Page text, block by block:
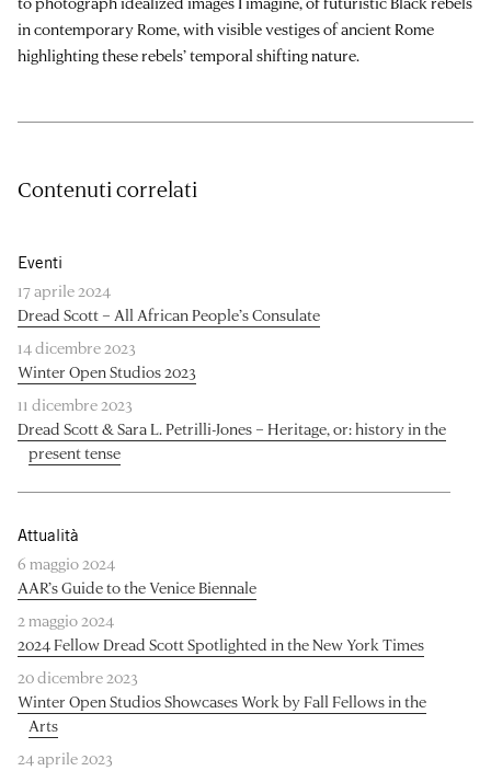
in contemporary Rome, with visible vestiges of ancient Rome
highlighting these rebels’ temporal shifting nature.
Contenuti correlati
Eventi
17 aprile 2024
Dread Scott – All African People’s Consulate
14 dicembre 2023
Winter Open Studios 2023
11 dicembre 2023
Dread Scott & Sara L. Petrilli-Jones – Heritage, or: history in the
present tense
Attualità
6 maggio 2024
AAR’s Guide to the Venice Biennale
2 maggio 2024
2024 Fellow Dread Scott Spotlighted in the New York Times
20 dicembre 2023
Winter Open Studios Showcases Work by Fall Fellows in the
Arts
24 aprile 2023